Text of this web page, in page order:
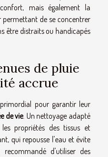
mais également la
permettant de se concentrer
être distraits ou handicapés
de pluie
accrue
pour garantir leur
de vie. Un nettoyage adapté
propriétés des tissus et
qui repousse l'eau et évite
d'utiliser des